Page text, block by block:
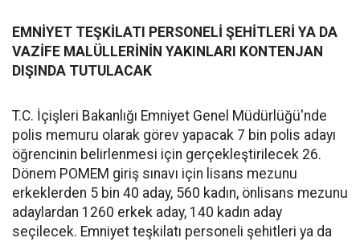
EMNİYET TEŞKİLATI PERSONELİ ŞEHİTLERİ YA DA
VAZİFE MALÜLLERİNİN YAKINLARI KONTENJAN
DIŞINDA TUTULACAK
T.C. İçişleri Bakanlığı Emniyet Genel Müdürlüğü'nde
polis memuru olarak görev yapacak 7 bin polis adayı
öğrencinin belirlenmesi için gerçekleştirilecek 26.
Dönem POMEM giriş sınavı için lisans mezunu
erkeklerden 5 bin 40 aday, 560 kadın, önlisans mezunu
adaylardan 1260 erkek aday, 140 kadın aday
seçilecek. Emniyet teşkilatı personeli şehitleri ya da